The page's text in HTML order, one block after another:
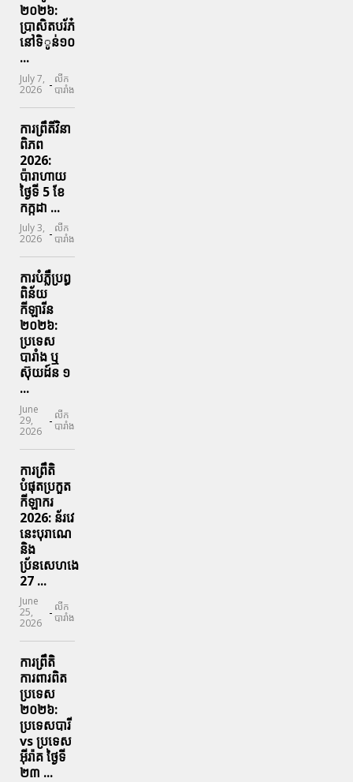
២០២៦:
ប្រាសិតបរ័ភ៎
នៅទិូន់១០
...
July 7,
2026 - លីក
បារាំង
ការព្រឹតិ៍វិនា
ពិភព
2026:
ប៉ារាហាយ
ថ្ងៃទី 5 ខែ
កក្កដា ...
July 3,
2026 - លីក
បារាំង
ការបំភ្លឺប្រព្ធ​
ពិន័យ​
កីឡារីន​
២០២៦:
ប្រទេស​
បារាំង​ ឬ​
ស៊ុយដ៍ន​ ១
...
June
29,
2026
- លីក
បារាំង
ការព្រឹតិ
បំផុតប្រកួត
កីឡាករ
2026: ន័រវេ
នេះបុរាណេ
និង
ប្រ័នសេហងេ
27 ...
June
25,
2026
- លីក
បារាំង
ការព្រឹតិ
ការពារ​ពិត
ប្រទេស
២០២៦:
ប្រទេសបារី
vs ប្រទេស
អ៊ីរ៉ាគ ថ្ងៃទី​
២៣ ...